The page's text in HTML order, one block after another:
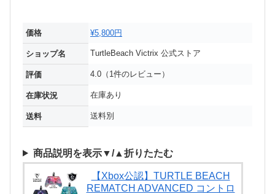
価格 ¥5,800円
ショップ名 TurtleBeach Victrix 公式ストア
評価 4.0（1件のレビュー）
在庫状況 在庫あり
送料 送料別
商品説明を表示▼/▲折りたたむ
【Xbox公認】TURTLE BEACH
REMATCH ADVANCED コントロ